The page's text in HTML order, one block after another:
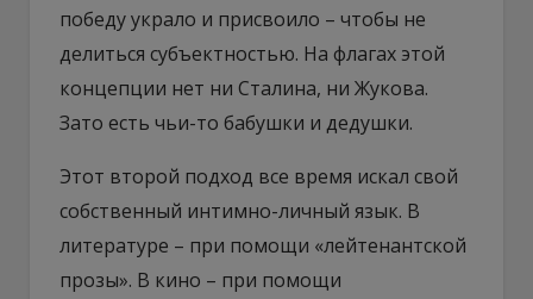
победу украло и присвоило – чтобы не
делиться субъектностью. На флагах этой
концепции нет ни Сталина, ни Жукова.
Зато есть чьи-то бабушки и дедушки.
Этот второй подход все время искал свой
собственный интимно-личный язык. В
литературе – при помощи «лейтенантской
прозы». В кино – при помощи